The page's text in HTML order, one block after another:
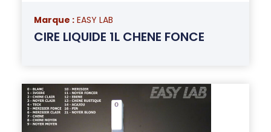
Marque : EASY LAB
CIRE LIQUIDE 1L CHENE FONCE